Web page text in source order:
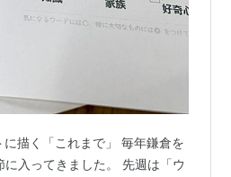
描く「これまで」 毎年鎌倉を
入ってきました。 先週は「ウ